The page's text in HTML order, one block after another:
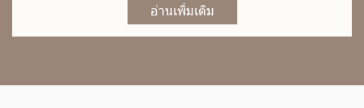
อ่านเพิ่มเติม